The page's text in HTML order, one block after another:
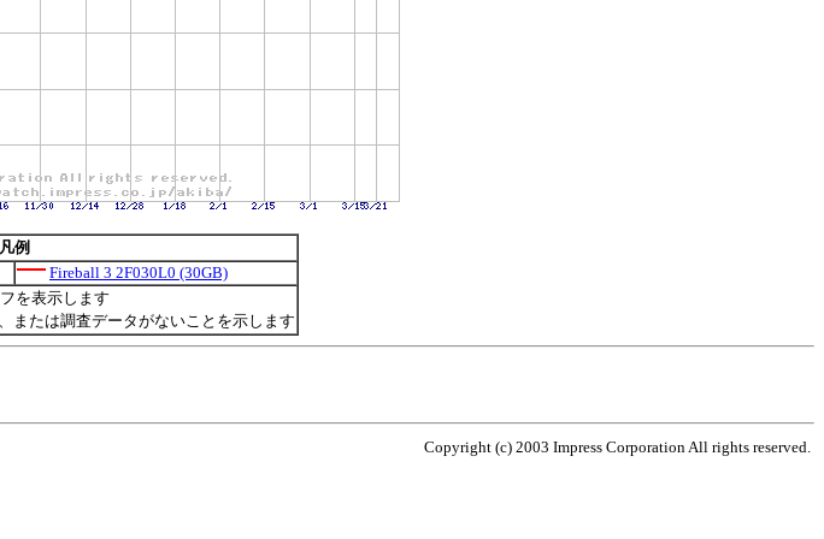
凡例
Fireball 3 2F030L0 (30GB)
を表示します
または調査データがないことを示します
Copyright (c) 2003 Impress Corporation All rights reserved.